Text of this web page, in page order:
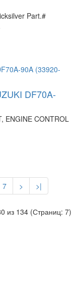
Part.#
DF70A-
ENGINE CONTROL
7 > >|
из 134 (Страниц: 7)